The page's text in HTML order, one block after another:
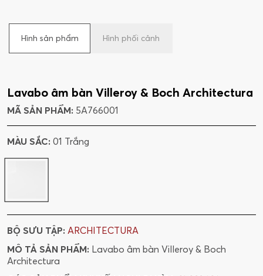
Hình sản phẩm Hình phối cảnh
Lavabo âm bàn Villeroy & Boch Architectura
MÃ SẢN PHẨM: 5A766001
MÀU SẮC: 01 Trắng
BỘ SƯU TẬP: ARCHITECTURA
MÔ TẢ SẢN PHẨM: Lavabo âm bàn Villeroy & Boch
Architectura